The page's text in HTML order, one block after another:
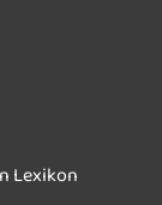
Lexikon